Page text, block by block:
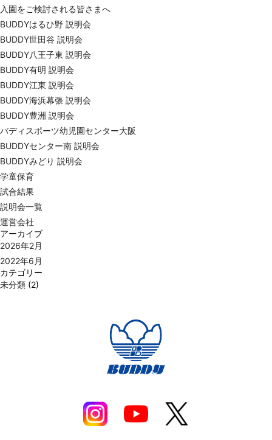
入園をご検討される皆さまへ
BUDDYはるひ野 説明会
BUDDY世田谷 説明会
BUDDY八王子東 説明会
BUDDY有明 説明会
BUDDY江東 説明会
BUDDY海浜幕張 説明会
BUDDY豊洲 説明会
バディスポーツ幼児園センター大阪
BUDDYセンター南 説明会
BUDDYみどり 説明会
学童保育
試合結果
説明会一覧
運営会社
アーカイブ
2026年2月
2022年6月
カテゴリー
未分類 (2)